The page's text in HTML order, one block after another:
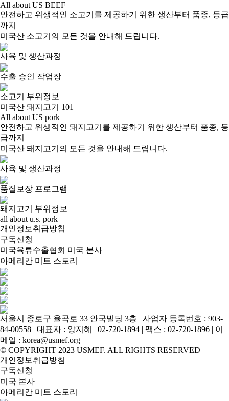
All about US BEEF
안전하고 위생적인 소고기를 제공하기 위한 생산부터 품종, 등급
까지
미국산 소고기의 모든 것을 안내해 드립니다.
사육 및 생산과정
수출 승인 작업장
소고기 부위정보
미국산 돼지고기 101
All about US pork
안전하고 위생적인 돼지고기를 제공하기 위한 생산부터 품종, 등
급까지
미국산 돼지고기의 모든 것을 안내해 드립니다.
사육 및 생산과정
품질보장 프로그램
돼지고기 부위정보
all about u.s. pork
개인정보취급방침
구독신청
미국육류수출협회 미국 본사
아메리칸 미트 스토리
서울시 종로구 율곡로 33 안국빌딩 3층 | 사업자 등록번호 : 903-
84-00558 | 대표자 : 양지혜 | 02-720-1894 | 팩스 : 02-720-1896 | 이
메일 : korea@usmef.org
© COPYRIGHT 2023 USMEF. ALL RIGHTS RESERVED
개인정보취급방침
구독신청
미국 본사
아메리칸 미트 스토리